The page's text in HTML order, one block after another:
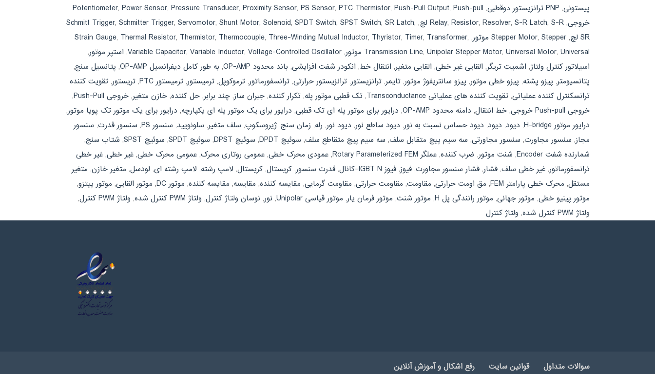
پیستونی, PNP ترانزیستور دوقطبی ,
Potentiometer, Power Sensor, Pressure Transducer, Proximity Sensor, PS Sensor, PTC Thermistor, Push-Pull Output, Push-pull
خروجی,
Relay, Resistor, Resolver, S-R Latch, S-R لچ ,
Schmitt Trigger, Schmitter Trigger, Servomotor, Shunt Motor, Solenoid, SPDT Switch, SPST Switch, SR Latch,
SR لچ
,
Stepper Motor, Stepper موتور ,
Strain Gauge, Thermal Resistor, Thermistor, Thermocouple, Three-Winding Mutual Inductor, Thyristor, Timer, Transformer,
Transmission Line, Unipolar Stepper Motor, Universal Motor, Universal موتور ,
Variable Capacitor, Variable Inductor, Voltage-Controlled Oscillator
, استپر موتور,
اسیلاتور کنترل ولتاژ, اشمیت تریگر, القایی غیر خطی, القایی متغیر, انتقال خط, انکودر شفت افزایشی, باند محدود OP-AMP , به طور کامل دیفرانسیل OP-AMP , پتانسیل سنج,
پتانسیومتر, پیزو پشته, پیزو خطی موتور, پیزو سانتریفوژ موتور,تایمر,ترانزیستور,ترانزیستور حرارتی,ترانسفورماتور,ترموکوپل,ترمیستور,ترمیستور PTC ,تریستور,تقویت کننده
ترانسکنترل کننده عملیاتی,تقویت کننده های عملیاتی Transconductance ,تک قطبی موتور پله,تکرار کننده,جبران ساز,چند برابر,حل کننده,خازن متغیر,خروجی Push-Pull
,
خروجی Push-pull خروجی
,خط انتقال, دامنه محدود OP-AMP , درایور برای موتور پله ای تک قطبی, درایور برای یک موتور پله ای یکپارچه, درایور برای یک موتور تک پویا موتور,
درایور موتور H-bridge
, ديود, دیود, دیود حساس نسبت به نور, دیود ساطع نور, دیود نور, رله, زمان سنج,ژیروسکوپ, سلف متغیر, سلونویید, سنسور PS , سنسور قدرت, سنسور
مجاز, سنسور مجاورت, سنسور مجاورتی, سه سیم پیچ متقابل سلف, سه سیم پیچ متقاطع سلف, سوئیچ DPDT , سوئیچ DPST , سوئیچ SPDT , سوئیچ SPST , شتاب سنج,
شمارنده شفت Encoder
, شنت موتور, ضرب کننده,عملگر Rotary Parameterized FEM ,عمودی محرک خطی,عمومی روتاری محرک,عمومی محرک خطی,غیر خطی,غیر خطی
ترانسفورماتور,غیر خطی سلف,فشار,فشار سنسور مجاورت,فیوز,فیوز IGBT N-کانال ,قدرت سنسور,كريستال,کریستال, لامپ رشته, لامپ رشته ای, لودسل, متغیر خازن, متغیر
مستقل, محرک خطی پارامتر FEM , مق اومت حرارتی, مقاومت, مقاومت حرارتی, مقاومت گرمایی, مقايسه كننده, مقایسه, مقایسه کننده, موتور DC , موتور القایی, موتور پیتزو,
موتور پینیو خطی, موتور جهانی, موتور رانندگی پل H , موتور شنت, موتور فرمان یار, موتور قیاسی Unipolar , نور, نوسان ولتاژ کنترل, ولتاژ PWM كنترل شده , ولتاژ PWM کنترل
,
ولتاژ PWM کنترل شده
, ولتاژ کنترل
سوالات متداول قوانین سایت رفع اشکال و آموزش آنلاین